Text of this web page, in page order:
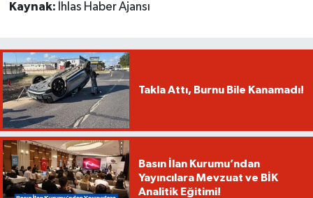
Kaynak: İhlas Haber Ajansı
Takla Attı, Burnu Bile Kanamadı!
Basın İlan Kurumu’ndan
Yayıncılara Mevzuat ve BİK
Analitik Eğitimi!